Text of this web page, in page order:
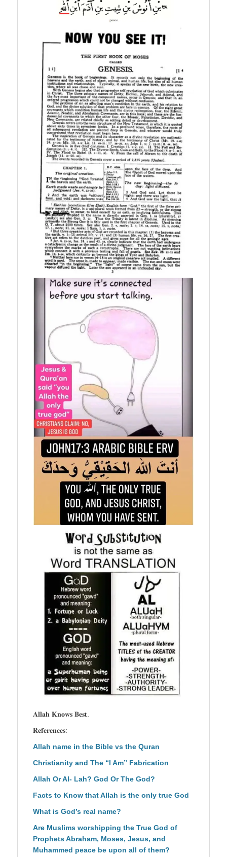
𝐀𝐥𝐥𝐚𝐡 𝐊𝐧𝐨𝐰𝐬 𝐁𝐞𝐬𝐭.
𝐑𝐞𝐟𝐞𝐫𝐞𝐧𝐜𝐞𝐬:
Allah name in the Bible vs the Quran
Christianity and The “I Am” Fabrication
Allah Or Al- Lah? God Or The God?
Facts to Know that Allah is the only true God
What is God’s real name?
Are Muslims worshipping the True God of
Prophets Abraham, Moses, Jesus, and
Muhammed peace be upon all of them?